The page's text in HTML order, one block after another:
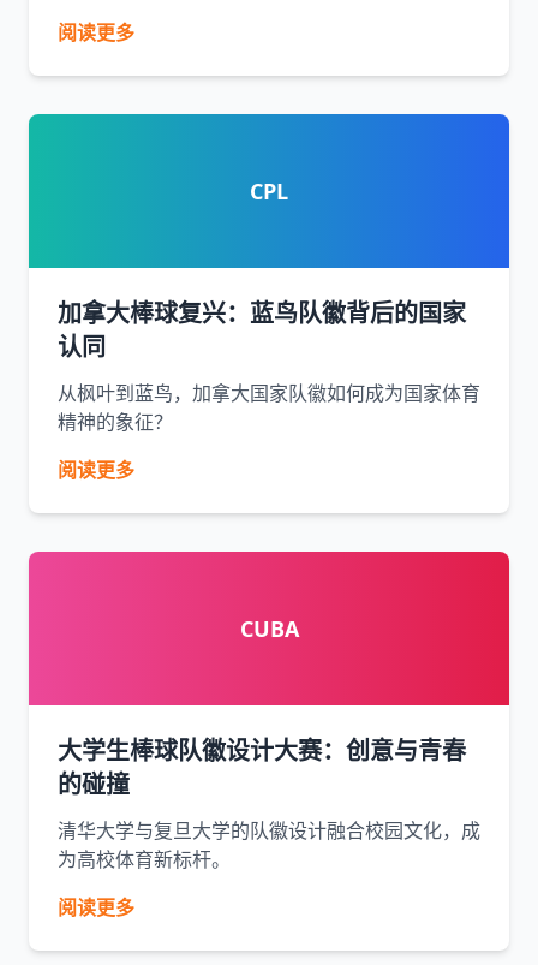
阅读更多
CPL
加拿大棒球复兴：蓝鸟队徽背后的国家
认同
从枫叶到蓝鸟，加拿大国家队徽如何成为国家体育
精神的象征？
阅读更多
CUBA
大学生棒球队徽设计大赛：创意与青春
的碰撞
清华大学与复旦大学的队徽设计融合校园文化，成
为高校体育新标杆。
阅读更多